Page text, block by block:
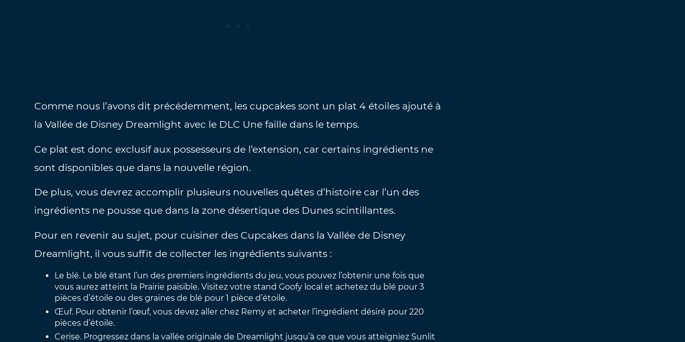
Comme nous l’avons dit précédemment, les cupcakes sont un plat 4 étoiles ajouté à
la Vallée de Disney Dreamlight avec le DLC Une faille dans le temps.
Ce plat est donc exclusif aux possesseurs de l’extension, car certains ingrédients ne
sont disponibles que dans la nouvelle région.
De plus, vous devrez accomplir plusieurs nouvelles quêtes d’histoire car l’un des
ingrédients ne pousse que dans la zone désertique des Dunes scintillantes.
Pour en revenir au sujet, pour cuisiner des Cupcakes dans la Vallée de Disney
Dreamlight, il vous suffit de collecter les ingrédients suivants :
Le blé. Le blé étant l’un des premiers ingrédients du jeu, vous pouvez l’obtenir une fois que
vous aurez atteint la Prairie paisible. Visitez votre stand Goofy local et achetez du blé pour 3
pièces d’étoile ou des graines de blé pour 1 pièce d’étoile.
Œuf. Pour obtenir l’œuf, vous devez aller chez Remy et acheter l’ingrédient désiré pour 220
pièces d’étoile.
Cerise. Progressez dans la vallée originale de Dreamlight jusqu’à ce que vous atteigniez Sunlit